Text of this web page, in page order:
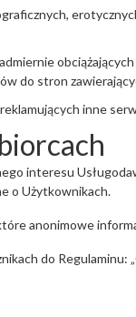
do stron
inne
interesu
o Użytkownikach.
anonimowe
do Regulaminu: „